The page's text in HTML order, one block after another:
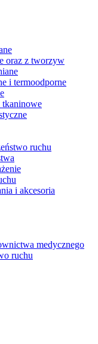
oraz z tworzyw
i termoodporne
tkaninowe
ruchu
i akcesoria
medycznego
ruchu